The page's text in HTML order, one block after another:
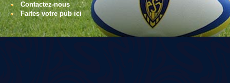
Contactez-nous
Faites votre pub ici